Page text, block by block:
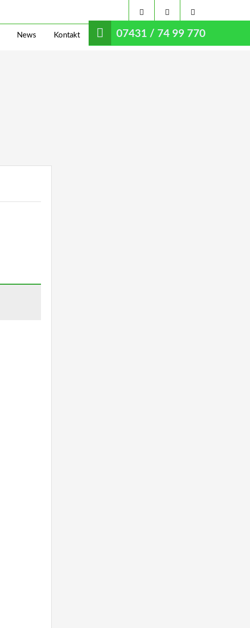
07431 / 74 99 770
News Kontakt